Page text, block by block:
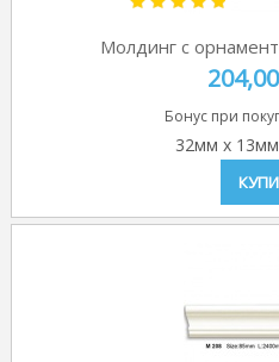
Молдинг с
Бонус при
32мм x 13мм